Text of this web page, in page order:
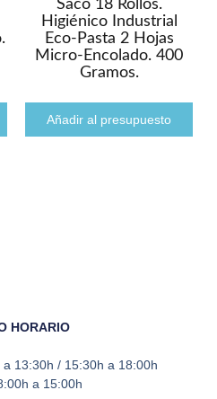
Saco 18 Rollos.
Higiénico Industrial
Eco-Pasta 2 Hojas
Micro-Encolado. 400
Gramos.
Añadir al presupuesto
HORARIO
a 13:30h / 15:30h a 18:00h
a 15:00h